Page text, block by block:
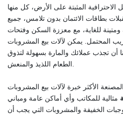
الاحترافية المثبتة على الأرض، كل منها
بطاقات الائتمان بدون تلامس، جميع
ومتينة للغاية، مع معززة السكن وفتحات
المحتمل. يمكن لآلات بيع المشروبات
أن تجذب عملائك والمارة بسهولة لتذوق
الأكثر خبرة لآلات بيع المشروبات
مثالية للمكاتب وأي أماكن عامة ومباني
الخفيفة والمشروبات التي يجب أن